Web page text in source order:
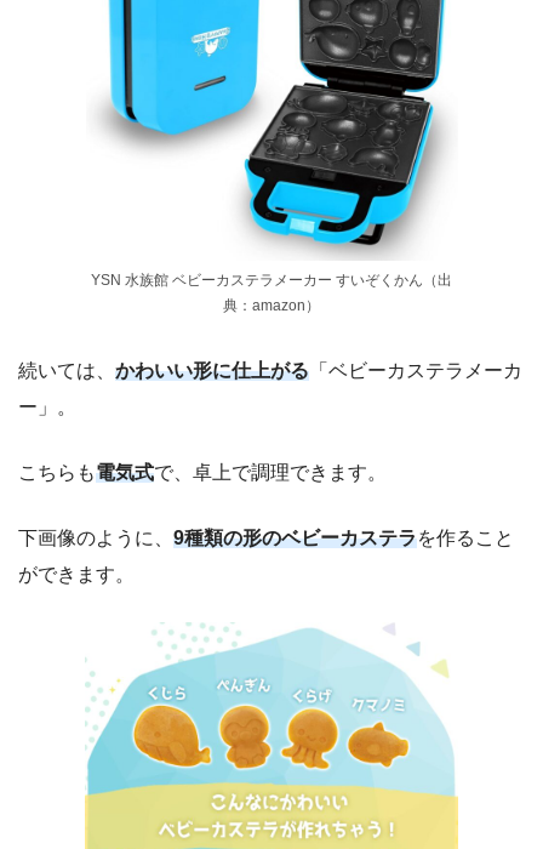
YSN 水族館 ベビーカステラメーカー すいぞくかん（出
典：amazon）
続いては、 かわいい形に仕上がる 「ベビーカステラメーカ
ー」。
こちらも電気式で、卓上で調理できます。
下画像のように、 9種類の形のベビーカステラを作ること
ができます。